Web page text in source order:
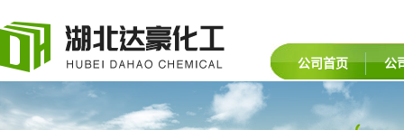
公司首页 公